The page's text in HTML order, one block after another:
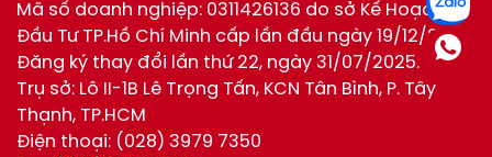
Mã số doanh nghiệp: 0311426136 do sở Kế Hoạch và
Đầu Tư TP.Hồ Chí Minh cấp lần đầu ngày 19/12/2011.
Đăng ký thay đổi lần thứ 22, ngày 31/07/2025.
Trụ sở: Lô II-1B Lê Trọng Tấn, KCN Tân Bình, P. Tây
Thạnh, TP.HCM
Điện thoại: (028) 3979 7350